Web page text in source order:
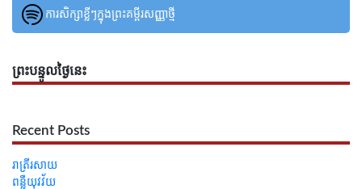
ការសិក្សាខ្លីៗក្នុងព្រះគម្ពីរសញ្ញាថ្មី
ព្រះបន្ទូលថ្ងៃនេះ
Recent Posts
រាត្រីរសាយ
ពន្លឺយុវវ័យ